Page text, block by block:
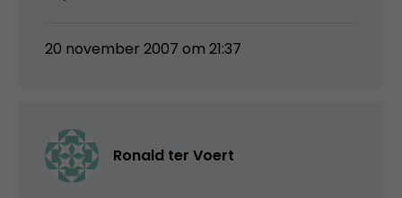
20 november 2007 om 21:37
Ronald ter Voert